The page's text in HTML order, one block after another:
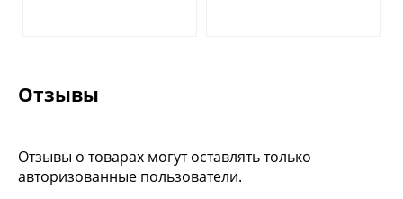
Отзывы
Отзывы о товарах могут оставлять только
авторизованные пользователи.